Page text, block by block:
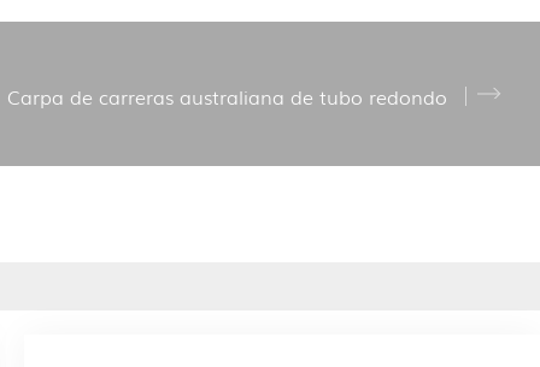
Carpa de carreras australiana de tubo redondo